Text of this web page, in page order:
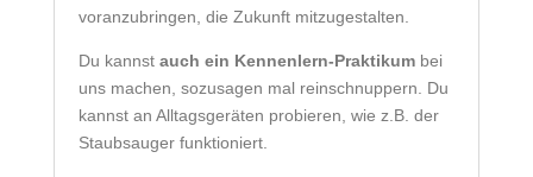
voranzubringen, die Zukunft mitzugestalten.
Du kannst auch ein Kennenlern-Praktikumbei
uns machen, sozusagen mal reinschnuppern. Du
kannst an Alltagsgeräten probieren, wie z.B. der
Staubsauger funktioniert.